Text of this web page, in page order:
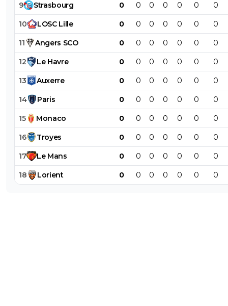
9 Strasbourg 0 0 0 0 0 0 0
10 LOSC Lille 0 0 0 0 0 0 0
11 Angers SCO 0 0 0 0 0 0 0
12 Le Havre 0 0 0 0 0 0 0
13 Auxerre 0 0 0 0 0 0 0
14 Paris 0 0 0 0 0 0 0
15 Monaco 0 0 0 0 0 0 0
16 Troyes 0 0 0 0 0 0 0
17 Le Mans 0 0 0 0 0 0 0
18 Lorient 0 0 0 0 0 0 0